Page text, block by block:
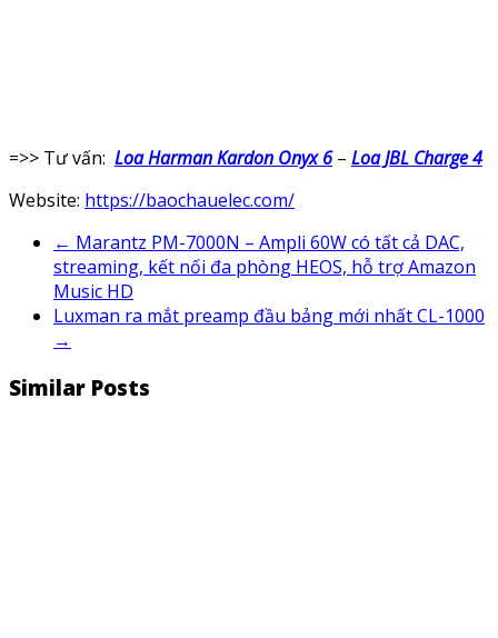
=>> Tư vấn: Loa Harman Kardon Onyx 6– Loa JBL Charge 4
Website: https://baochauelec.com/
← Marantz PM-7000N – Ampli 60W có tất cả DAC,
streaming, kết nối đa phòng HEOS, hỗ trợ Amazon
Music HD
Luxman ra mắt preamp đầu bảng mới nhất CL-1000
→
Similar Posts